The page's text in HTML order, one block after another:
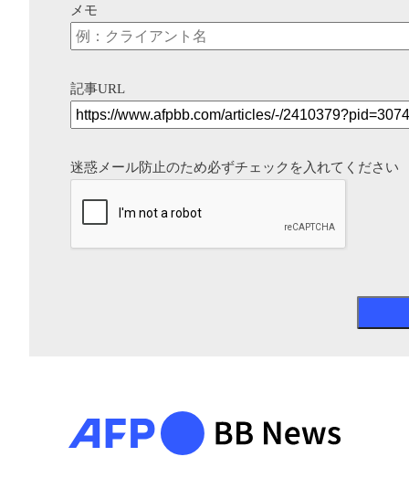
メモ
記事URL
迷惑メール防止のため必ずチェックを入れてください